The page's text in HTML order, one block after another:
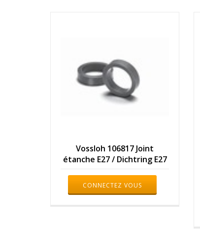
Vossloh 106817 Joint
étanche E27 / Dichtring E27
CONNECTEZ VOUS